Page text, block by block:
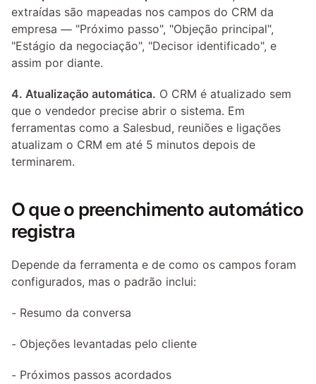
extraídas são mapeadas nos campos do CRM da
empresa — "Próximo passo", "Objeção principal",
"Estágio da negociação", "Decisor identificado", e
assim por diante.
4. Atualização automática. O CRM é atualizado sem
que o vendedor precise abrir o sistema. Em
ferramentas como a Salesbud, reuniões e ligações
atualizam o CRM em até 5 minutos depois de
terminarem.
O que o preenchimento automático
registra
Depende da ferramenta e de como os campos foram
configurados, mas o padrão inclui:
- Resumo da conversa
- Objeções levantadas pelo cliente
- Próximos passos acordados